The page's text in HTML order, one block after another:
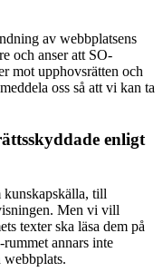
av webbplatsens
och anser att SO-
mot upphovsrätten och
oss så att vi kan ta
enligt
kunskapskälla, till
Men vi vill
texter ska läsa dem på
annars inte
webbplats.